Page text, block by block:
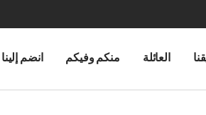
العائلة منكم وفيكم انضم إلينا